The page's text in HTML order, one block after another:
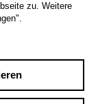
zu. Weitere